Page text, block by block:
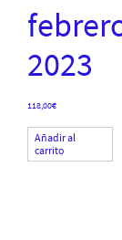
2023
118,00€
Añadir al
carrito